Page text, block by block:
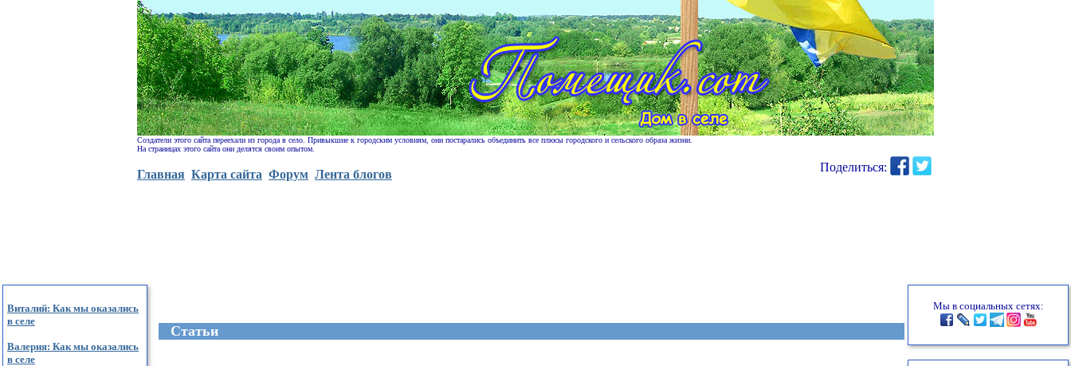
Создатели этого сайта переехали из города в село. Привыкшие к городским условиям, они постарались объединить все плюсы городского и сельского образа жизни.
На страницах этого сайта они делятся своим опытом.
Главная Карта сайта Форум Лента блогов
Поделиться:
Виталий: Как мы оказались
в селе
Валерия: Как мы оказались
в селе
Cтатьи
Мы в социальных сетях: